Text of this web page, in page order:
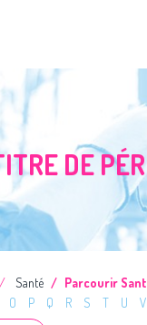
DE
Santé
Parcourir
O P Q R S T U V